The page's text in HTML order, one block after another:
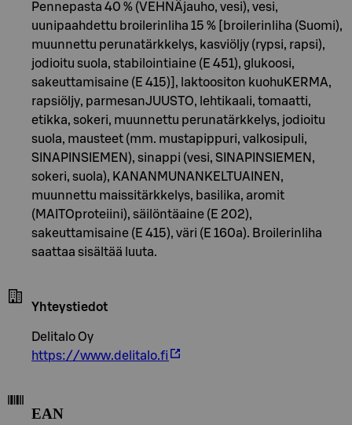
Pennepasta 40 % (VEHNÄjauho, vesi), vesi,
uunipaahdettu broilerinliha 15 % [broilerinliha (Suomi),
muunnettu perunatärkkelys, kasviöljy (rypsi, rapsi),
jodioitu suola, stabilointiaine (E 451), glukoosi,
sakeuttamisaine (E 415)], laktoositon kuohuKERMA,
rapsiöljy, parmesanJUUSTO, lehtikaali, tomaatti,
etikka, sokeri, muunnettu perunatärkkelys, jodioitu
suola, mausteet (mm. mustapippuri, valkosipuli,
SINAPINSIEMEN), sinappi (vesi, SINAPINSIEMEN,
sokeri, suola), KANANMUNANKELTUAINEN,
muunnettu maissitärkkelys, basilika, aromit
(MAITOproteiini), säilöntäaine (E 202),
sakeuttamisaine (E 415), väri (E 160a). Broilerinliha
saattaa sisältää luuta.
Yhteystiedot
Delitalo Oy
https://www.delitalo.fi
EAN